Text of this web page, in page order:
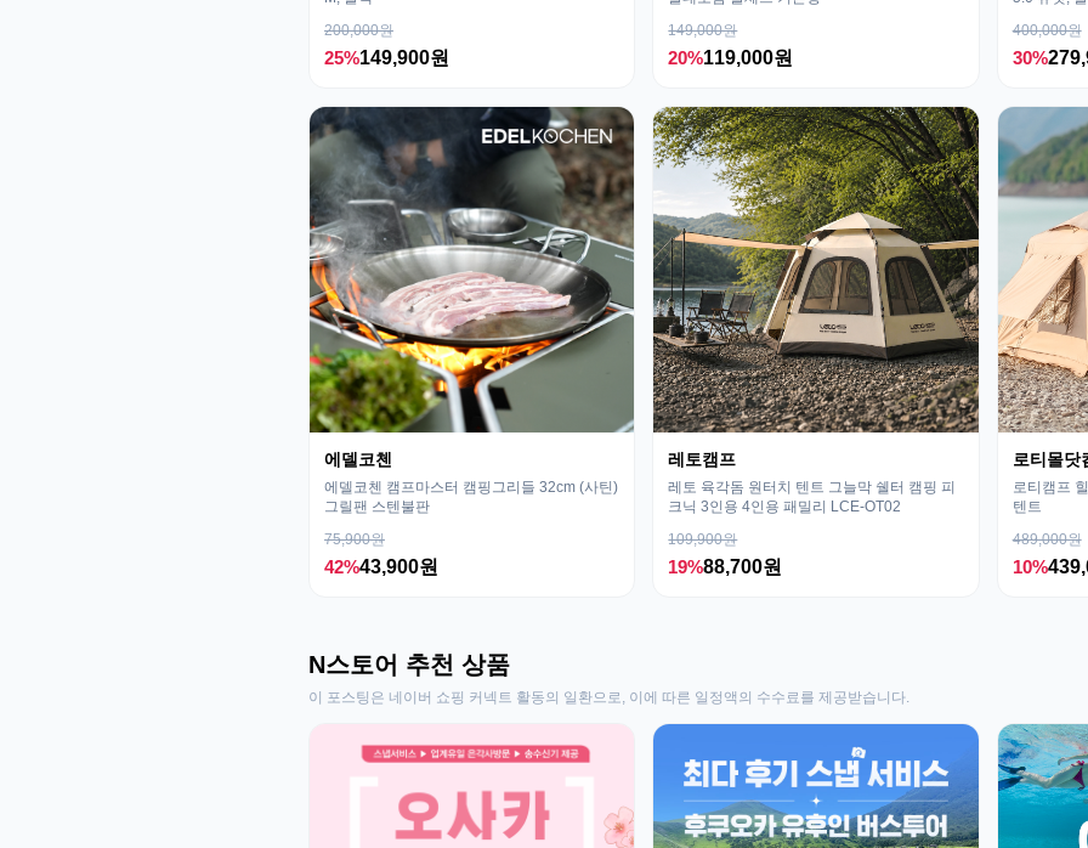
200,000원
25%149,900원
149,000원
20%119,000원
400,000원
30%
에델코첸
에델코첸 캠프마스터 캠핑그리들 32cm (사틴)
그릴팬 스텐불판
75,900원
42%43,900원
레토캠프
레토 육각돔 원터치 텐트 그늘막 쉘터 캠핑 피
크닉 3인용 4인용 패밀리 LCE-OT02
109,900원
19%88,700원
로티몰닷
로티캠프
텐트
489,000원
10%
N스토어 추천 상품
이 포스팅은 네이버 쇼핑 커넥트 활동의 일환으로, 이에 따른 일정액의 수수료를 제공받습니다.